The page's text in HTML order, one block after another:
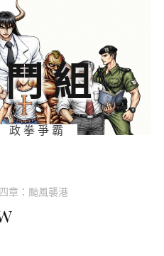
組
政拳爭霸
章：颱風襲港